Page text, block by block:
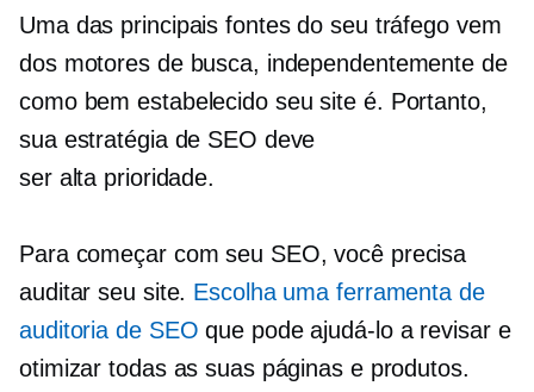
Uma das principais fontes do seu tráfego vem
dos motores de busca, independentemente de
como bem estabelecidoseu site é. Portanto,
sua estratégia de SEO deve
ser alta prioridade.
Para começar com seu SEO, você precisa
auditar seu site. Escolha uma ferramenta de
auditoria de SEO que pode ajudá-lo a revisar e
otimizar todas as suas páginas e produtos.